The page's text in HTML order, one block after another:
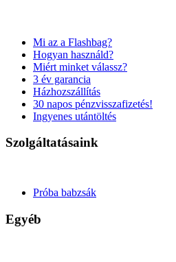
Mi az a Flashbag?
Hogyan használd?
Miért minket válassz?
3 év garancia
Házhozszállítás
30 napos pénzvisszafizetés!
Ingyenes utántöltés
Szolgáltatásaink
Próba babzsák
Egyéb